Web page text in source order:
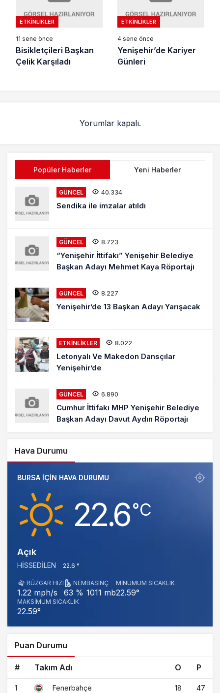
ETKINLIKLER
11 sene önce
Bisikletçileri Başkan
Çelik Karşıladı
ETKINLIKLER
4 sene önce
Yenişehir’de Kariyer
Günleri
Yorumlar kapalı.
Popüler Haberler Yeni Haberler
GÜNCEL 40.334
Sendika ile imzalar atıldı
GÜNCEL 8.723
“Yenişehir İttifakı” Yenişehir Belediye
Başkan Adayı Mehmet Kaya Röportajı
GÜNCEL 8.227
Yenişehir’de 13 Başkan Adayı Yarışacak
ETKINLIKLER 8.022
Letonyalı Ve Makedon Dansçılar
Yenişehir’de
GÜNCEL 6.890
Cumhur İttifakı MHP Yenişehir Belediye
Başkan Adayı Davut Aydın Röportajı
Hava Durumu
BURSA IÇIN HAVA DURUMU
22.6‎°C
Açık
HISSEDILEN 22.6 °
RÜZGAR HIZI
1.22 mph/s
NEM
63 %
BASINÇ
1011 mb
MINUMUM SICAKLIK
22.59°
MAKSIMUM SICAKLIK
22.59°
Puan Durumu
# Takım Adı O P
1 Fenerbahçe 18 47